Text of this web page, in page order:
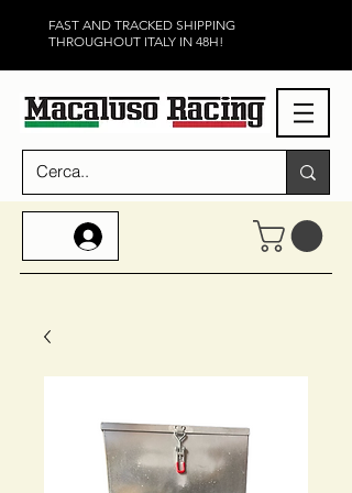
FAST AND TRACKED SHIPPING
THROUGHOUT ITALY IN 48H!